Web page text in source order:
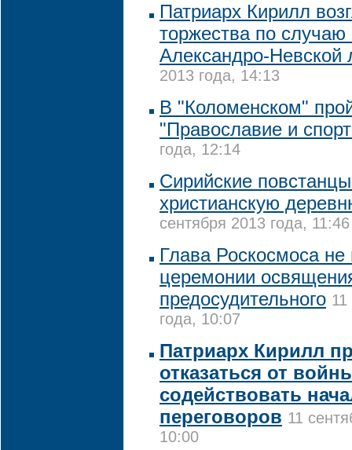
Патриарх Кирилл
торжества по случаю
Александро-Невской
2013 года, 14:13
В "Коломенском"
"Православие и
года, 12:14
Сирийские
христианскую
сентября 2013 года, 11:46
Глава Роскосмоса не
церемонии
предосудительного
года, 10:07
Патриарх Кирилл
отказаться от
содействовать
переговоров 11
10:00